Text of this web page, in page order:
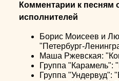
Комментарии к песням
исполнителей
Борис Моисеев и
"Петербург-
Маша Ржевская:
Группа "Карамель":
Группа "Ундервуд":